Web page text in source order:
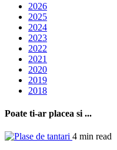
2026
2025
2024
2023
2022
2021
2020
2019
2018
Poate ti-ar placea si ...
4 min read